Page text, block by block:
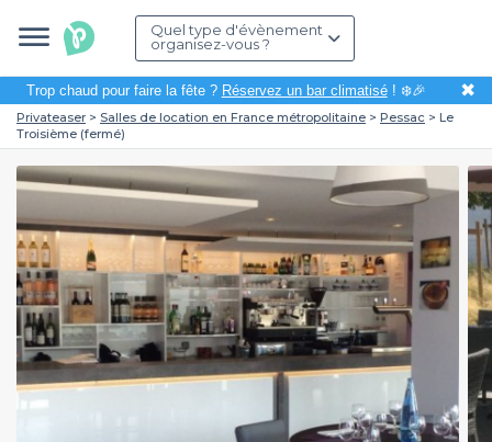
Quel type d'évènement
organisez-vous ?
Trop chaud pour faire la fête ? Réservez un bar climatisé! ❄️🎉 ✖
Privateaser Salles de location en France métropolitaine Pessac
Le
Troisième (fermé)